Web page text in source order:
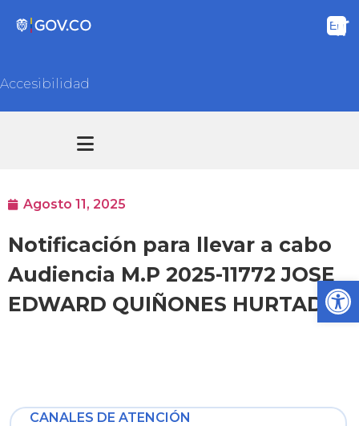
Accesibilidad
Agosto 11, 2025
Notificación para llevar a cabo
Audiencia M.P 2025-11772 JOSE
EDWARD QUIÑONES HURTADO
CANALES DE ATENCIÓN